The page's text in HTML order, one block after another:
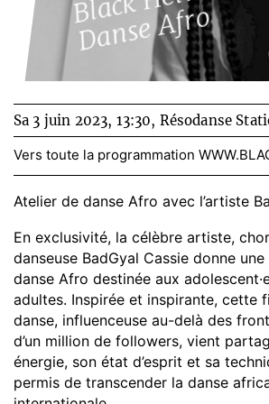
o
Sa 3 juin 2023, 13:30, Résodanse
Vers toute la programmation
Atelier de danse Afro avec l’artiste
En exclusivité, la célèbre artiste,
danseuse BadGyal Cassie donne
danse Afro destinée aux
adultes. Inspirée et inspirante, cette
danse, influenceuse au-delà des
d’un million de followers, vient
énergie, son état d’esprit et sa
permis de transcender la danse